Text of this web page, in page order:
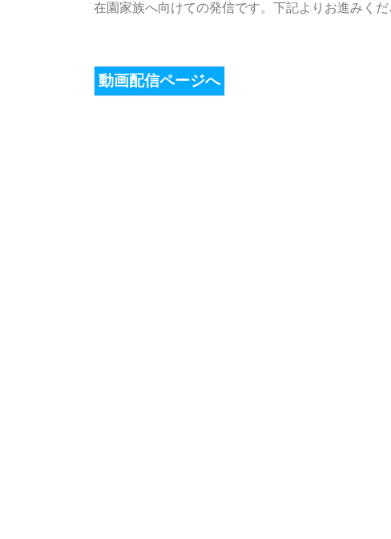
在園家族へ向けての発信です。下記よりお進みくだ
動画配信ページへ